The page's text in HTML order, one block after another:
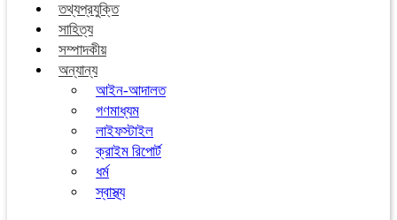
তথ্যপ্রযুক্তি
সাহিত্য
সম্পাদকীয়
অন্যান্য
আইন-আদালত
গণমাধ্যম
লাইফস্টাইল
ক্রাইম রিপোর্ট
ধর্ম
স্বাস্থ্য